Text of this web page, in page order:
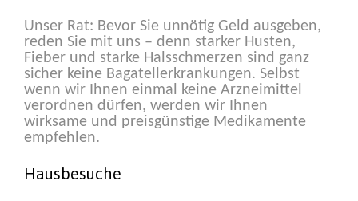
Unser Rat: Bevor Sie unnötig Geld ausgeben,
reden Sie mit uns – denn starker Husten,
Fieber und starke Halsschmerzen sind ganz
sicher keine Bagatellerkrankungen. Selbst
wenn wir Ihnen einmal keine Arzneimittel
verordnen dürfen, werden wir Ihnen
wirksame und preisgünstige Medikamente
empfehlen.
Hausbesuche